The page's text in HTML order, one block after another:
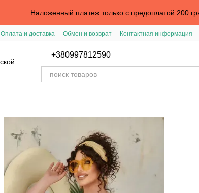
Наложенный платеж только с предоплатой 200
Оплата и доставка Обмен и возврат Контактная информация
+380997812590